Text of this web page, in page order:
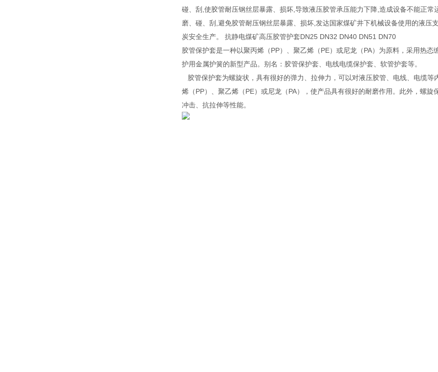
碰、刮,使胶管耐压钢丝层暴露、损坏,导致液压胶管承压能力下降,造成设备不能正
磨、碰、刮,避免胶管耐压钢丝层暴露、损坏,发达国家煤矿井下机械设备使用的液
炭安全生产。 抗静电煤矿高压胶管护套DN25 DN32 DN40 DN51 DN70
胶管保护套是一种以聚丙烯（PP）、聚乙烯（PE）或尼龙（PA）为原料，采用热
护用金属护簧的新型产品。别名：胶管保护套、电线电缆保护套、软管护套等。
胶管保护套为螺旋状，具有很好的弹力、拉伸力，可以对液压胶管、电线、电缆
烯（PP）、聚乙烯（PE）或尼龙（PA），使产品具有很好的耐磨作用。此外，螺
冲击、抗拉伸等性能。